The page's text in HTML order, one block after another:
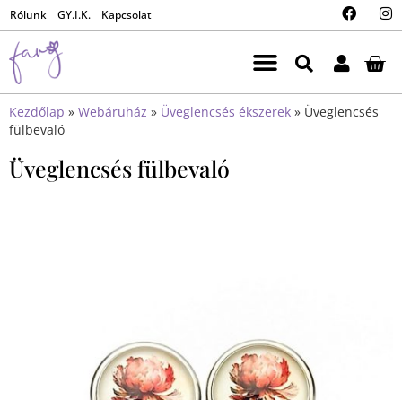
Rólunk GY.I.K. Kapcsolat
Kezdőlap » Webáruház » Üveglencsés ékszerek » Üveglencsés
fülbevaló
Üveglencsés fülbevaló